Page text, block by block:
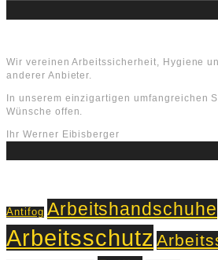
Wir vereinen Arbeitssicherheit, Hygiene
anderer Anbieter.
In unserem einzigartigen umfangreichen
Wünsche offen.
Ihr Werner Eibisberger
Antifog Arbeitshandschuhe
Arbeitsschutz